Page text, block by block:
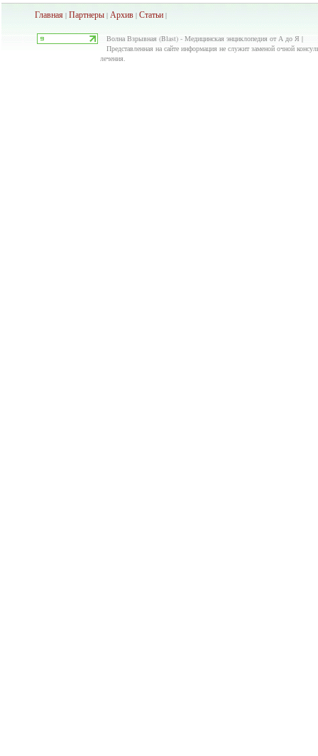
Главная | Партнеры | Архив | Статьи |
Волна Взрывная (Blast) - Медицинская энциклопедия от А до Я |
Представленная на сайте информация не служит заменой очной
лечения.